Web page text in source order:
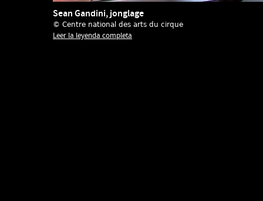
Sean Gandini, jonglage
© Centre national des arts du cirque
Leer la leyenda completa